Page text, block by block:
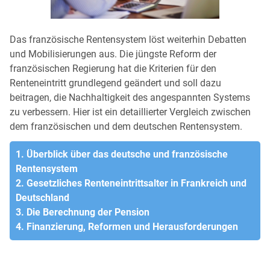
Das französische Rentensystem löst weiterhin Debatten
und Mobilisierungen aus. Die jüngste Reform der
französischen Regierung hat die Kriterien für den
Renteneintritt grundlegend geändert und soll dazu
beitragen, die Nachhaltigkeit des angespannten Systems
zu verbessern. Hier ist ein detaillierter Vergleich zwischen
dem französischen und dem deutschen Rentensystem.
1. Überblick über das deutsche und französische
Rentensystem
2. Gesetzliches Renteneintrittsalter in Frankreich und
Deutschland
3. Die Berechnung der Pension
4. Finanzierung, Reformen und Herausforderungen